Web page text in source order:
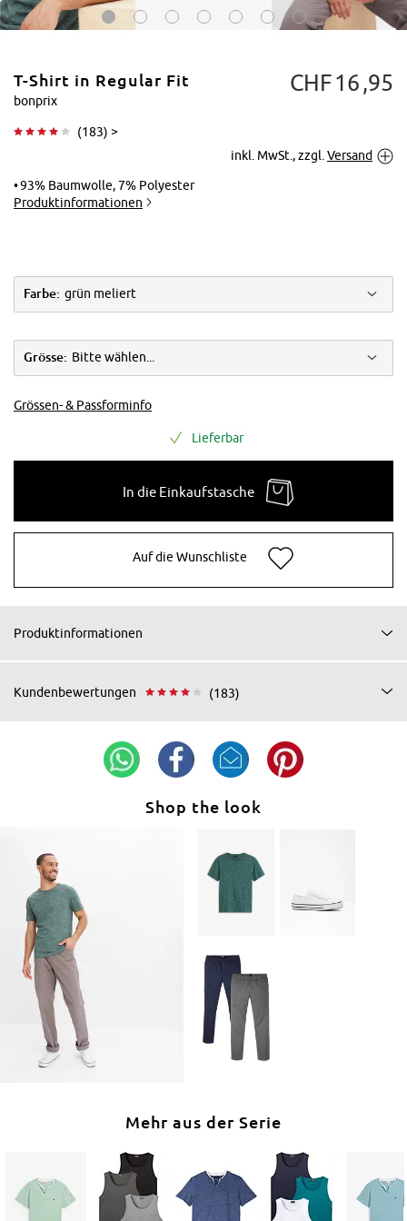
Tippen zum
T-Shirt in Regular Fit
bonprix
(183) >
CHF16 95
inkl. MwSt., zzgl. Versand
93% Baumwolle, 7% Polyester
Produktinformationen
Farbe: grün meliert
Grösse: Bitte wählen...
Grössen- & Passforminfo
Lieferbar
In die Einkaufstasche
Auf die Wunschliste
Produktinformationen
Kundenbewertungen (183)
Shop the look
Mehr aus der Serie